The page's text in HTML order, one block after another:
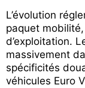
L’évolution
paquet
d’exploitation.
massivement
spécificités
véhicules Euro